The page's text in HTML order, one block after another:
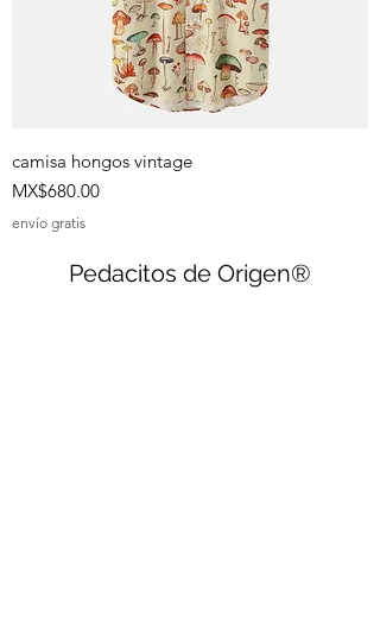
camisa hongos vintage
Price
MX$680.00
envío gratis
Pedacitos de Origen®